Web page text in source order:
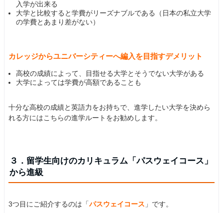
入学が出来る
大学と比較すると学費がリーズナブルである（日本の私立大学
の学費とあまり差がない）
カレッジからユニバーシティーへ編入を目指すデメリット
高校の成績によって、目指せる大学とそうでない大学がある
大学によっては学費が高額であることも
十分な高校の成績と英語力をお持ちで、進学したい大学を決めら
れる方にはこちらの進学ルートをお勧めします。
３．留学生向けのカリキュラム「パスウェイコース」
から進級
3つ目にご紹介するのは「 パスウェイコース 」です。